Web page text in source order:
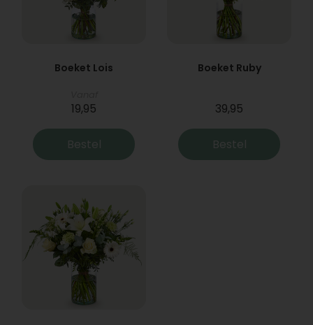
Boeket Lois
19,95
Bestel
Boeket Ruby
39,95
Bestel